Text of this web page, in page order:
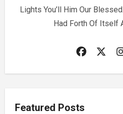
Lights You’ll Him Our
Had Forth Of Itself
Featured Posts